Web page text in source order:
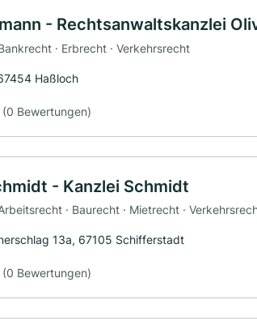
- Rechtsanwaltskanzlei
· Erbrecht · Verkehrsrecht
Haßloch
(0 Bewertungen)
- Kanzlei Schmidt
· Baurecht · Mietrecht ·
13a, 67105 Schifferstadt
(0 Bewertungen)